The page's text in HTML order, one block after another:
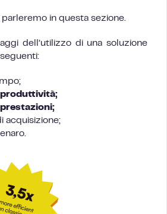
in questa sezione.
dell’utilizzo di una soluzione
acquisizione;